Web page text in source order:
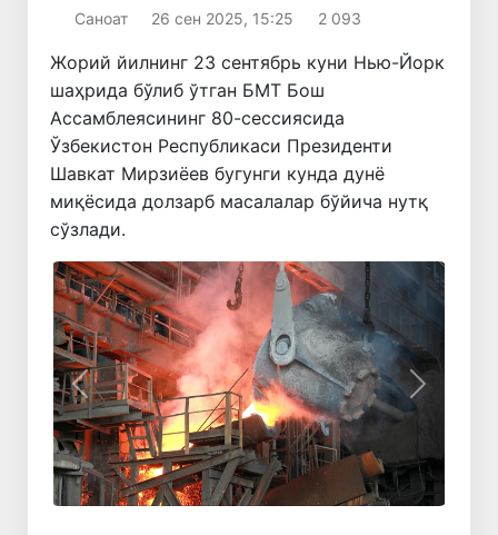
Саноат 26 сен 2025, 15:25 2 093
Жорий йилнинг 23 сентябрь куни Нью-Йорк
шаҳрида бўлиб ўтган БМТ Бош
Ассамблеясининг 80-сессиясида
Ўзбекистон Республикаси Президенти
Шавкат Мирзиёев бугунги кунда дунё
миқёсида долзарб масалалар бўйича нутқ
сўзлади.
Олдинги Кейинги